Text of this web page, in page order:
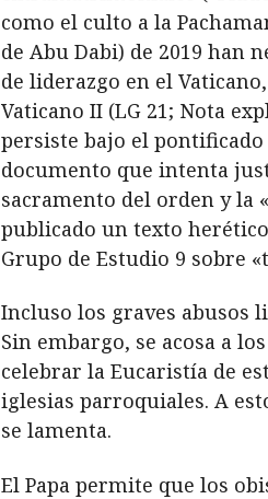
como el culto a la
de Abu Dabi) de 2019 han
de liderazgo en el
Vaticano II (LG 21; Nota
persiste bajo el pontificado
documento que intenta
sacramento del orden y la
publicado un texto
Grupo de Estudio 9 sobre
Incluso los graves abusos
Sin embargo, se acosa a
celebrar la Eucaristía de
iglesias parroquiales. A
se lamenta.
El Papa permite que los